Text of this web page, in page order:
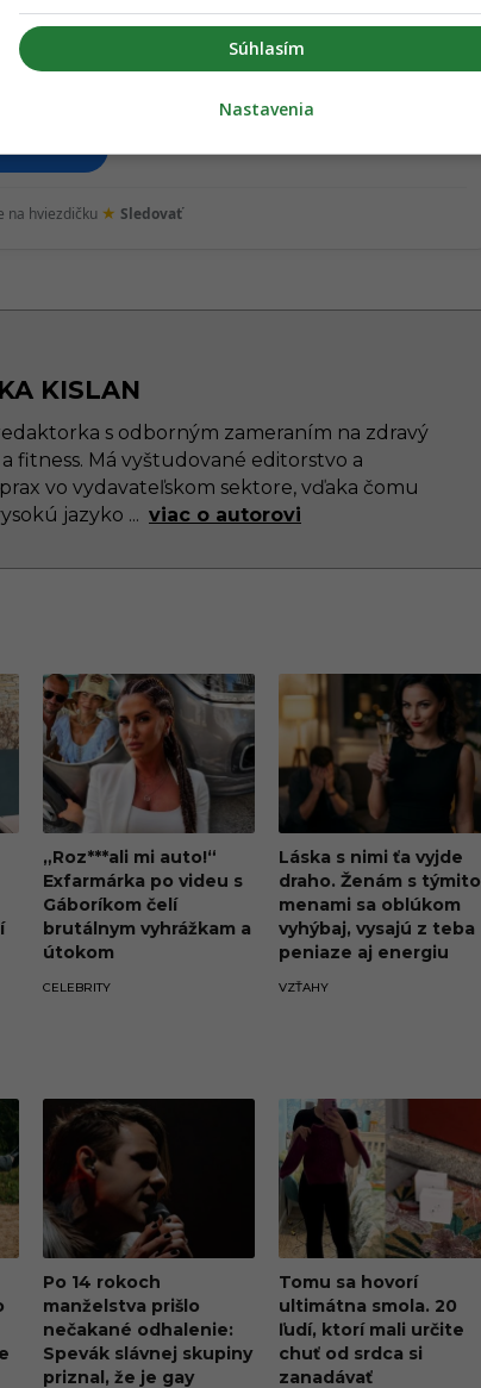
na Google Správy
žiadne dôležité novinky.
na hviezdičku ★ Sledovať
KISLAN
s odborným zameraním na zdravý
fitness. Má vyštudované editorstvo a
vo vydavateľskom sektore, vďaka čomu
jazyko ... viac o autorovi
„Roz***ali mi auto!“
Exfarmárka po videu s
Gáboríkom čelí
brutálnym vyhrážkam a
útokom
CELEBRITY
Láska s nimi ťa vyjde
draho. Ženám s týmito
menami sa oblúkom
vyhýbaj, vysajú z teba
peniaze aj energiu
VZŤAHY
Po 14 rokoch
manželstva prišlo
nečakané odhalenie:
Spevák slávnej skupiny
priznal, že je gay
Tomu sa hovorí
ultimátna smola. 20
ľudí, ktorí mali určite
chuť od srdca si
zanadávať
Súhlasím
Nastavenia